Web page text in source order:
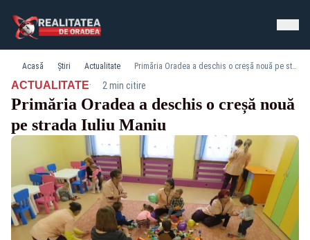
Acasă Știri Actualitate Primăria Oradea a deschis o creșă nouă pe strada Iuliu Maniu
ACTUALITATE· 2 min citire
Primăria Oradea a deschis o creșă nouă
pe strada Iuliu Maniu